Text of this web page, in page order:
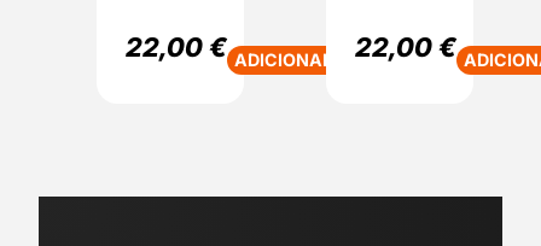
22,00€ ADICIONAR 22,00€